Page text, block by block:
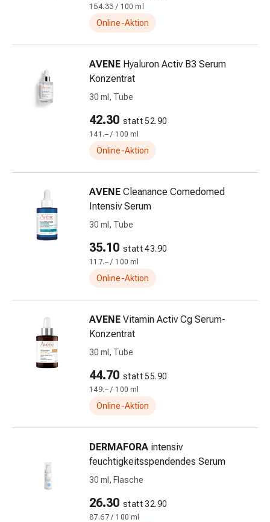
Kreislaufbeschwerden
Rauchstopp
Venenbeschwerden
Störung
Gedächtnis-
Heuschnupfen
Nase
Magen-
Darm
Hämorrhoiden
Magenbrennen
Übelkeit
Verdauung,
Blähungen
Krämpfe
Verstopfung
Medizinische
Hautpflege
Ekzeme
Juckreiz
Hühneraugen
Warzen
Nagel-
154.33 / 100 ml
Online-Aktion
AVENE Hyaluron Activ B3 Serum
Konzentrat
30 ml, Tube
42.30 statt 52.90
141.– / 100 ml
Online-Aktion
AVENE Cleanance Comedomed
Intensiv Serum
30 ml, Tube
35.10 statt 43.90
117.– / 100 ml
Online-Aktion
AVENE Vitamin Activ Cg Serum-
Konzentrat
30 ml, Tube
44.70 statt 55.90
149.– / 100 ml
Online-Aktion
DERMAFORA intensiv
feuchtigkeitsspendendes Serum
30 ml, Flasche
26.30 statt 32.90
87.67 / 100 ml